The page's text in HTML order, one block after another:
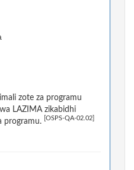
zote za programu
LAZIMA zikabidhi
programu.
[OSPS-QA-02.02]